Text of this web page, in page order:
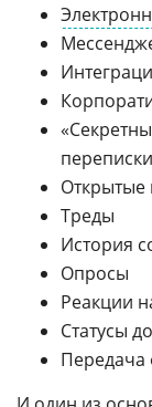
Открытые
Треды
История
Опросы
Реакции
Статусы
Передача